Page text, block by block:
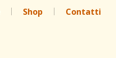
Shop Contatti